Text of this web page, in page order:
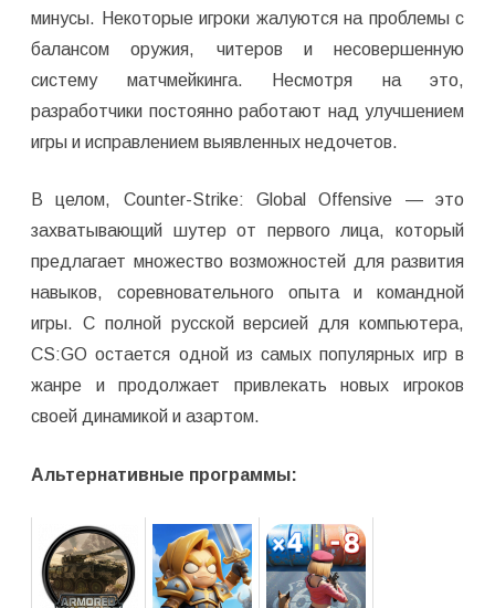
минусы. Некоторые игроки жалуются на проблемы с
балансом оружия, читеров и несовершенную
систему матчмейкинга. Несмотря на это,
разработчики постоянно работают над улучшением
игры и исправлением выявленных недочетов.
В целом, Counter-Strike: Global Offensive — это
захватывающий шутер от первого лица, который
предлагает множество возможностей для развития
навыков, соревновательного опыта и командной
игры. С полной русской версией для компьютера,
CS:GO остается одной из самых популярных игр в
жанре и продолжает привлекать новых игроков
своей динамикой и азартом.
Альтернативные программы: